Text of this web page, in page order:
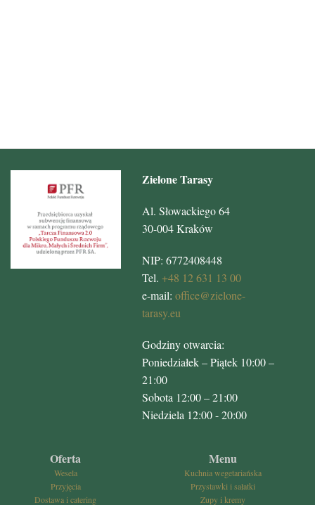
Zielone Tarasy
Al. Słowackiego 64
30-004 Kraków
NIP: 6772408448
Tel. +48 12 631 13 00
e-mail: office@zielone-
tarasy.eu
Godziny otwarcia:
Poniedziałek – Piątek 10:00 –
21:00
Sobota 12:00 – 21:00
Niedziela 12:00 - 20:00
Oferta
Wesela
Przyjęcia
Dostawa i catering
Menu
Kuchnia wegetariańska
Przystawki i sałatki
Zupy i kremy